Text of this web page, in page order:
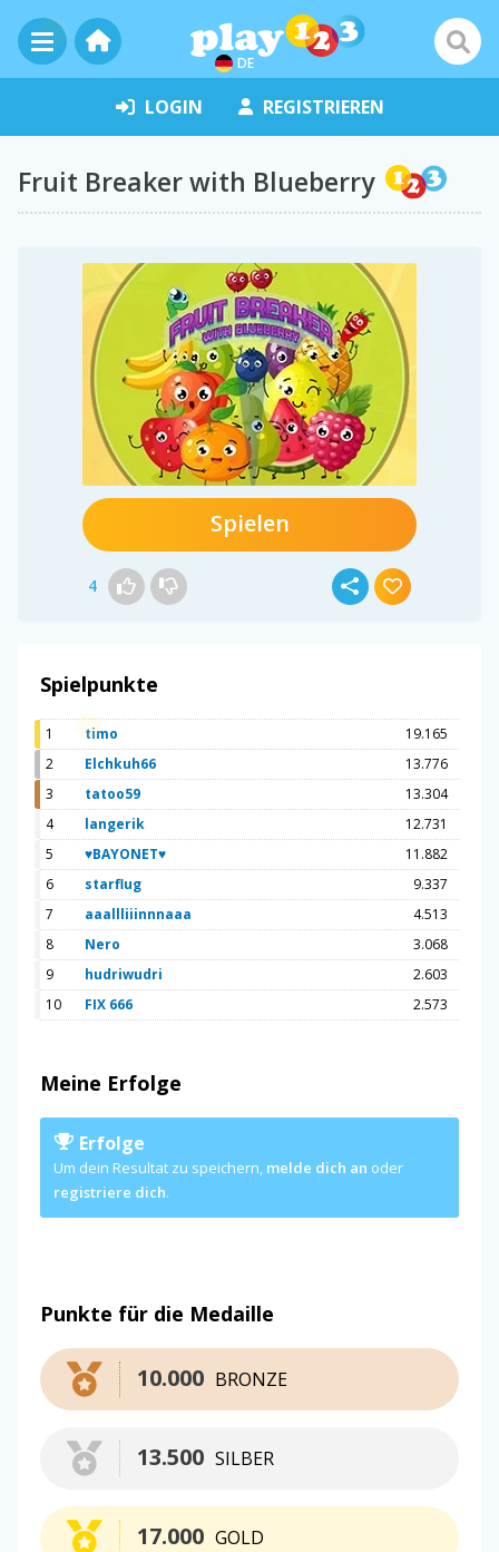
DE
LOGIN REGISTRIEREN
Fruit Breaker with Blueberry
Spielen
4
Spielpunkte
1 timo
19.165
2
Elchkuh66
13.776
3
tatoo59
13.304
4
langerik
12.731
5
♥BAYONET♥
11.882
6
starflug
9.337
7
aaallliiinnnaaa
4.513
8
Nero
3.068
9
hudriwudri
2.603
10
FIX 666 2.573
Meine Erfolge
Erfolge
Um dein Resultat zu speichern, melde dich an oder
registriere dich.
Punkte für die Medaille
BRONZE
10.000
SILBER
13.500
GOLD
17.000